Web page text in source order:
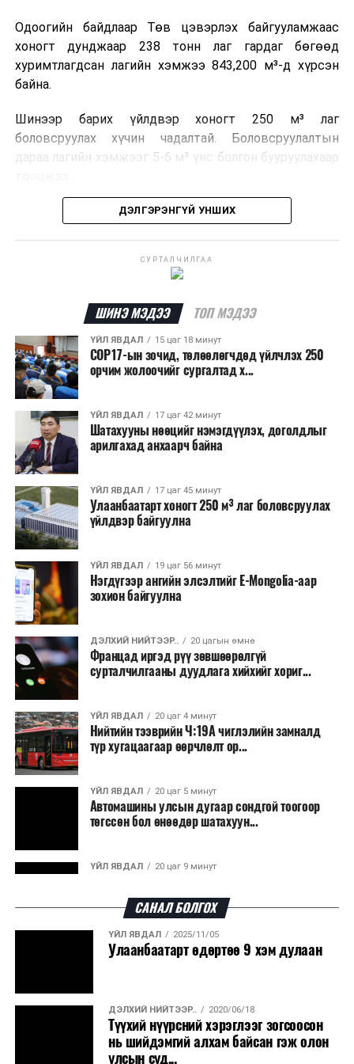
Одоогийн байдлаар Төв цэвэрлэх байгууламжаас
хоногт дунджаар 238 тонн лаг гардаг бөгөөд
хуримтлагдсан лагийн хэмжээ 843,200 м³-д хүрсэн
байна.
Шинээр барих үйлдвэр хоногт 250 м³ лаг
боловсруулах хүчин чадалтай. Боловсруулалтын
дараа лагийн хэмжээг 5-6 м³ үнс болгон бууруулахаар
Төслийн техник, эдийн засгийн үндэслэлийг
магадлалын ерөнхий дүгнэлтээр баталгаажуулсан
Мөн Нийслэлийн иргэдийн Төлөөлөгчдийн Хурлын
2025 оны 25/01 дүгээр тогтоолоор баталсан “Төр,
хувийн хэвшлийн түншлэлээр нийслэлд хэрэгжүүлэх
төслийн жагсаалт”-д лаг хатааж, шатаах үйлдвэр
барих төслийг төр, хувийн хэвшлийн түншлэлийн
хэлбэрээр хэрэгжүүлэхээр тусгажээ.
Лаг хатаах, шатаах технологи нь бохир ус цэвэрлэх
байгууламжаас гардаг лагийг байгаль орчинд аюулгүй
аргаар боловсруулж, эзлэхүүнийг эрс бууруулах
зориулалттай. Лагийг өндөр температурт шатааснаар
эзлэхүүн нь 90 хүртэл хувиар буурч, бактери, вирус
болон бусад өвчин үүсгэгч бичил биетнийг устгах
боломжтой.
Түүнчлэн шаталтын явцад үүсэх дулааныг цахилгаан
болон дулааны эрчим хүч үйлдвэрлэхэд ашиглаж
болдог. Зарим технологийн хувьд шаталтын дараа
үлдэх үнснээс фосфор зэрэг ашигт эрдсийг сэргээн
авах боломжтой аж.
Япон, Герман, Швейцар, Нидерланд, Өмнөд Солонгос
зэрэг улс лаг хатаах, шатаах технологийг ашиглаж
байна. Тухайлбал, Германд лаг шатаах үйлдвэрээс
гарсан үнснээс фосфор сэргээн авах технологи
ашигладаг бол Нидерландад төвлөрсөн лаг
боловсруулах үйлдвэрүүдээр дулаан, цахилгаан
эрчим хүч үйлдвэрлэдэг.
Ийнхүү лаг хатаах, шатаах технологийг лагийн
үйлдвэрлэх, нөөцийг дахин ашиглах чиглэлээр олон
улсад өргөн ашиглаж байна.
ДЭЛГЭРЭНГҮЙ УНШИХ
СУРТАЛЧИЛГАА
ШИНЭ МЭДЭЭ ТОП МЭДЭЭ
ҮЙЛ ЯВДАЛ 15 цаг 18 минут
COP17-ын зочид, төлөөлөгчдөд үйлчлэх 250
орчим жолоочийг сургалтад х...
ҮЙЛ ЯВДАЛ 17 цаг 42 минут
Шатахууны нөөцийг нэмэгдүүлэх, доголдлыг
арилгахад анхаарч байна
ҮЙЛ ЯВДАЛ 17 цаг 45 минут
Улаанбаатарт хоногт 250 м³ лаг боловсруулах
үйлдвэр байгуулна
ҮЙЛ ЯВДАЛ 19 цаг 56 минут
Нэгдүгээр ангийн элсэлтийг E-Mongolia-аар
зохион байгуулна
ДЭЛХИЙ НИЙТЭЭР.. 20 цагын өмнө
Францад иргэд рүү зөвшөөрөлгүй
сурталчилгааны дуудлага хийхийг хориг...
ҮЙЛ ЯВДАЛ 20 цаг 4 минут
Нийтийн тээврийн Ч:19А чиглэлийн замналд
түр хугацаагаар өөрчлөлт ор...
ҮЙЛ ЯВДАЛ 20 цаг 5 минут
Автомашины улсын дугаар сондгой тоогоор
төгссөн бол өнөөдөр шатахуун...
ҮЙЛ ЯВДАЛ 20 цаг 9 минут
ДЭЛХИЙ НИЙТЭЭР..
“Уралдронзавод” компанийн ерөнхий
ҮЙЛ ЯВДАЛ
Сүхбаатар боомтоор тав хоногт 10 мянга гаруй
тонн АИ-92 автобензин и...
САНАЛ БОЛГОХ
ҮЙЛ ЯВДАЛ 2025/11/05
Улаанбаатарт өдөртөө 9 хэм дулаан
ДЭЛХИЙ НИЙТЭЭР.. 2020/06/18
Түүхий нүүрсний хэрэглээг зогсоосон
нь шийдэмгий алхам байсан гэж олон
улсын суд...